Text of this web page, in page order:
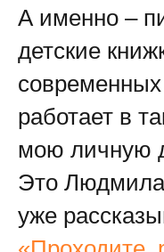
А именно –
детские
работает в
мою личную
Это
уже